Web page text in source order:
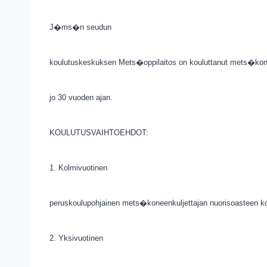
J�ms�n seudun
koulutuskeskuksen Mets�oppilaitos on kouluttanut
jo 30 vuoden ajan.
KOULUTUSVAIHTOEHDOT:
1. Kolmivuotinen
peruskoulupohjainen mets�koneenkuljettajan nuorisoasteen
2. Yksivuotinen